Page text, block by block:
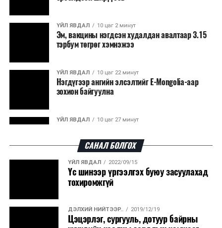
М.ТОДХҮҮ
Франц Улстай хөгжүүлж буй харилцааг стратегийн
түншлэлийн түвшинд хүргэх эрмэлзлээ Ерөнхий сайд
илэрхийллээ
АНУ ухарсан уу: Хормузын бүс дэх завсарлага юу
өгүүлж байна вэ
ҮЙЛ ЯВДАЛ 10 цаг 2 минут
Эм, вакцины нэгдсэн худалдан авалтаар 3.15
тэрбум төгрөг хэмнэжээ
ҮЙЛ ЯВДАЛ 10 цаг 22 минут
Нэгдүгээр ангийн элсэлтийг E-Mongolia-аар
зохион байгуулна
ҮЙЛ ЯВДАЛ 10 цаг 27 минут
талаас илүү хувь нь 13-аас...
ҮЙЛ ЯВДАЛ
Засгийн газар энэ оныг дуустал санхүүгийн
хэмнэлтийн горимд шилжинэ
ХЭН ЮУ ХЭЛЭВ...
Шатахууны импортын гаалийн албан татварыг
САНАЛ БОЛГОХ
ҮЙЛ ЯВДАЛ 2022/09/15
Үс шинээр үргээлгэх буюу засуулахад
тохиромжгүй
ДЭЛХИЙ НИЙТЭЭР.. 2019/12/19
Цэцэрлэг, сургууль, дотуур байрны